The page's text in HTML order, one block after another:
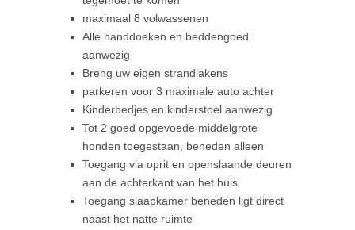
maximaal 8 volwassenen
Alle handdoeken en beddengoed
aanwezig
Breng uw eigen strandlakens
parkeren voor 3 maximale auto achter
Kinderbedjes en kinderstoel aanwezig
Tot 2 goed opgevoede middelgrote
honden toegestaan, beneden alleen
Toegang via oprit en openslaande deuren
aan de achterkant van het huis
Toegang slaapkamer beneden ligt direct
naast het natte ruimte